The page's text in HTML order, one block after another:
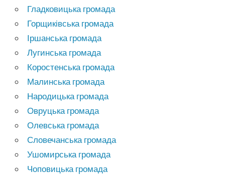
Гладковицька громада
Горщиківська громада
Іршанська громада
Лугинська громада
Коростенська громада
Малинська громада
Народицька громада
Овруцька громада
Олевська громада
Словечанська громада
Ушомирська громада
Чоповицька громада